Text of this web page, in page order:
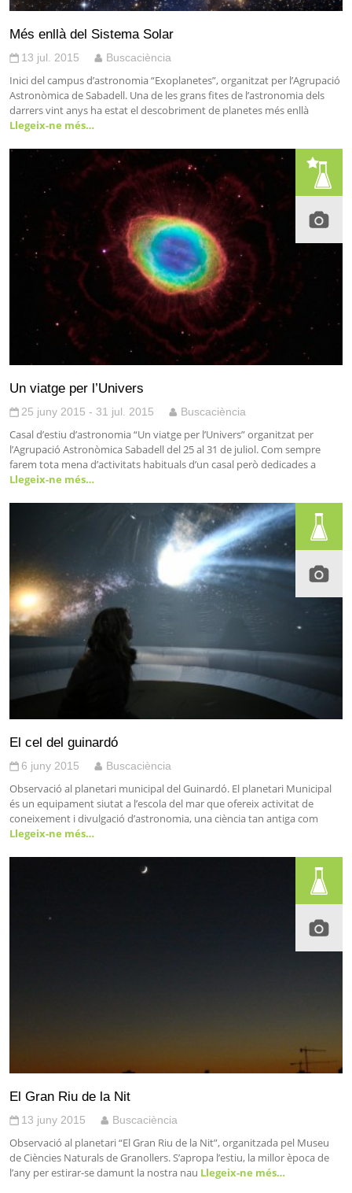
Més enllà del Sistema Solar
13 jul. 2015 Buscaciència
Inici del campus d’astronomia “Exoplanetes”, organitzat per l’Agrupació
Astronòmica de Sabadell. Una de les grans fites de l’astronomia dels
darrers vint anys ha estat el descobriment de planetes més enllà
Llegeix-ne més…
Un viatge per l’Univers
25 juny 2015 - 31 jul. 2015 Buscaciència
Casal d’estiu d’astronomia “Un viatge per l’Univers” organitzat per
l’Agrupació Astronòmica Sabadell del 25 al 31 de juliol. Com sempre
farem tota mena d’activitats habituals d’un casal però dedicades a
Llegeix-ne més…
El cel del guinardó
6 juny 2015 Buscaciència
Observació al planetari municipal del Guinardó. El planetari Municipal
és un equipament siutat a l’escola del mar que ofereix activitat de
coneixement i divulgació d’astronomia, una ciència tan antiga com
Llegeix-ne més…
El Gran Riu de la Nit
13 juny 2015 Buscaciència
Observació al planetari “El Gran Riu de la Nit”, organitzada pel Museu
de Ciències Naturals de Granollers. S’apropa l’estiu, la millor època de
l’any per estirar-se damunt la nostra nau Llegeix-ne més…